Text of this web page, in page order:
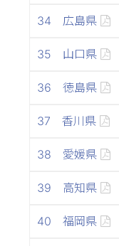
34 広島県
35 山口県
36 徳島県
37 香川県
38 愛媛県
39 高知県
40 福岡県